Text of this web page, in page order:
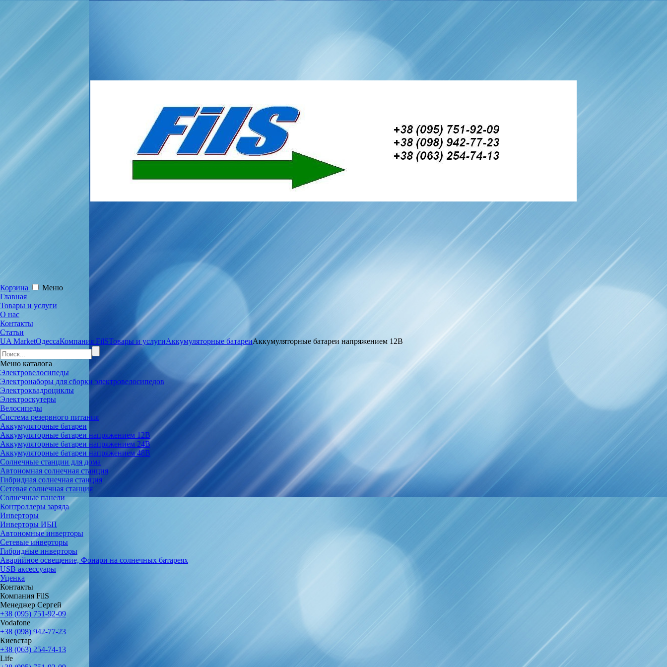
Корзина
Меню
Главная
Товары и услуги
О нас
Контакты
Статьи
UA MarketОдессаКомпания FilSТовары и услугиАккумуляторные батареиАккумуляторные батареи напряжением 12В
Меню каталога
Электровелосипеды
Электронаборы для сборки электровелосипедов
Электроквадроциклы
Электроскутеры
Велосипеды
Система резервного питания
Аккумуляторные батареи
Аккумуляторные батареи напряжением 12В
Аккумуляторные батареи напряжением 24В
Аккумуляторные батареи напряжением 48В
Солнечные станции для дома
Автономная солнечная станция
Гибридная солнечная станция
Сетевая солнечная станция
Солнечные панели
Контроллеры заряда
Инверторы
Инверторы ИБП
Автономные инверторы
Сетевые инверторы
Гибридные инверторы
Аварийное освещение, Фонари на солнечных батареях
USB аксессуары
Уценка
Контакты
Компания FilS
Менеджер Сергей
+38 (095) 751-92-09
Vodafone
+38 (098) 942-77-23
Киевстар
+38 (063) 254-74-13
Life